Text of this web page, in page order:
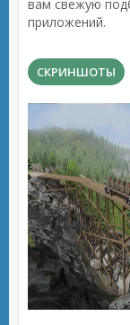
вам свежую
приложений.
СКРИНШОТЫ